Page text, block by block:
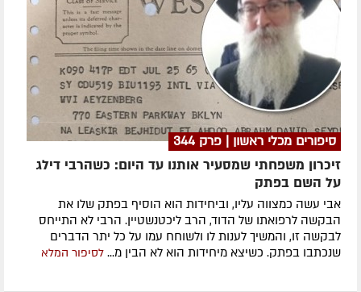
סיפורים מכלי ראשון | פרק 344
זיכרון משפחתי שמסעיר אותנו עד היום: כשהרבי דילג
על השם בפתק
אבי עשה כמצווה עליו, וביחידות הוא הוסיף בפתק שלו את
הבקשה לרפואתו של הדוד, הרב ליכטנשטיין. הרבי לא התייחס
לבקשה זו, והמשיך לענות לו ולשוחח עמו על כל יתר הדברים
שנכתבו בפתק. כשיצא מיחידות הוא לא הבין מ... לסיפור המלא